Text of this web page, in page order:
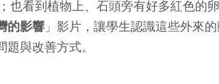
到植物上、石頭旁有好多紅色的
的影響 」影片，讓學生認識這些外來
與改善方式。